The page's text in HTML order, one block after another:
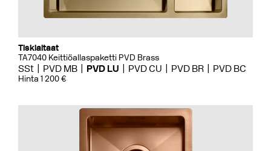
Tiskialtaat
TA7040 Keittiöallaspaketti PVD Brass
SSt PVD MB PVD LU PVD CU PVD BR PVD BC
Hinta 1 200 €